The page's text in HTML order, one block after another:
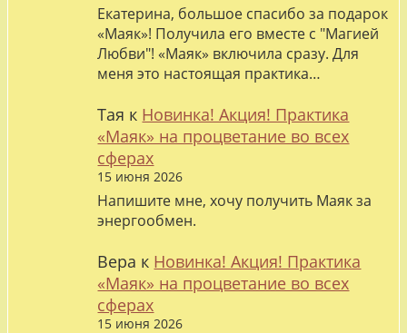
Екатерина, большое спасибо за подарок
«Маяк»! Получила его вместе с "Магией
Любви"! «Маяк» включила сразу. Для
меня это настоящая практика…
Тая к Новинка! Акция! Практика
«Маяк» на процветание во всех
сферах
15 июня 2026
Напишите мне, хочу получить Маяк за
энергообмен.
Вера к Новинка! Акция! Практика
«Маяк» на процветание во всех
сферах
15 июня 2026